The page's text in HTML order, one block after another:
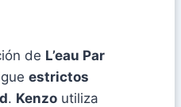
de L’eau Par
estrictos
. Kenzo utiliza